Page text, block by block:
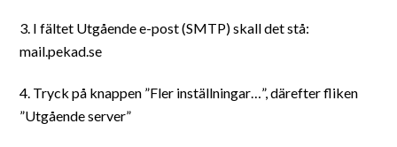
3. I fältet Utgående e-post (SMTP) skall det stå:
mail.pekad.se
4. Tryck på knappen ”Fler inställningar…”, därefter fliken
”Utgående server”